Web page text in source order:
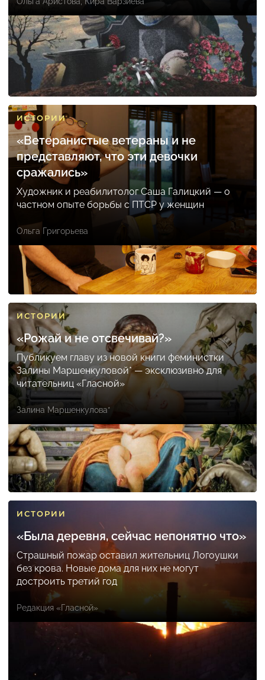
ИСТОРИИ
«Ветеранистые ветераны и не
представляют, что эти девочки
сражались»
Художник и реабилитолог Саша Галицкий — о
частном опыте борьбы с ПТСР у женщин
Ольга Григорьева
ИСТОРИИ
«Рожай и не отсвечивай?»
Публикуем главу из новой книги феминистки
Залины Маршенкуловой* — эксклюзивно для
читательниц «Гласной»
Залина Маршенкулова*
ИСТОРИИ
«Была деревня, сейчас непонятно что»
Страшный пожар оставил жительниц Логоушки
без крова. Новые дома для них не могут
достроить третий год
Редакция «Гласной»